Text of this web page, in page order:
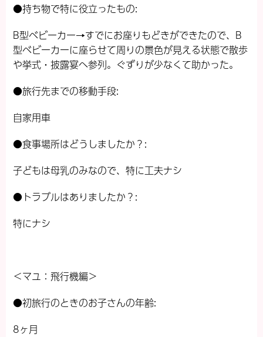
●持ち物で特に役立ったもの:
B型ベビーカー→すでにお座りもどきができたので、B
型ベビーカーに座らせて周りの景色が見える状態で散歩
や挙式・披露宴へ参列。ぐずりが少なくて助かった。
●旅行先までの移動手段:
自家用車
●食事場所はどうしましたか？:
子どもは母乳のみなので、特に工夫ナシ
●トラブルはありましたか？:
特にナシ
＜マユ：飛行機編＞
●初旅行のときのお子さんの年齢:
8ヶ月